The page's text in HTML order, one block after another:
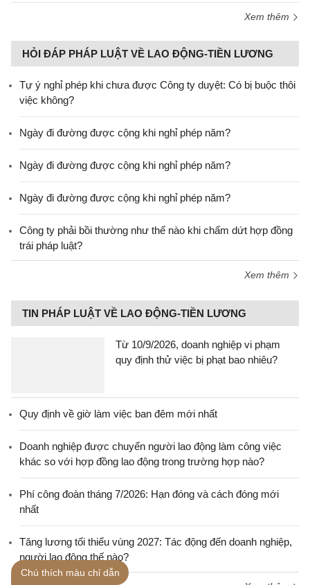
Xem thêm
HỎI ĐÁP PHÁP LUẬT VỀ LAO ĐỘNG-TIỀN LƯƠNG
Tự ý nghỉ phép khi chưa được Công ty duyệt: Có bị buộc thôi
việc không?
Ngày đi đường được cộng khi nghỉ phép năm?
Ngày đi đường được cộng khi nghỉ phép năm?
Ngày đi đường được cộng khi nghỉ phép năm?
Công ty phải bồi thường như thế nào khi chấm dứt hợp đồng
trái pháp luật?
Xem thêm
TIN PHÁP LUẬT VỀ LAO ĐỘNG-TIỀN LƯƠNG
Từ 10/9/2026, doanh nghiệp vi phạm
quy định thử việc bị phạt bao nhiêu?
Quy định về giờ làm việc ban đêm mới nhất
Doanh nghiệp được chuyển người lao động làm công việc
khác so với hợp đồng lao động trong trường hợp nào?
Phí công đoàn tháng 7/2026: Hạn đóng và cách đóng mới
nhất
Tăng lương tối thiểu vùng 2027: Tác động đến doanh nghiệp,
người lao động thế nào?
Chú thích màu chỉ dẫn